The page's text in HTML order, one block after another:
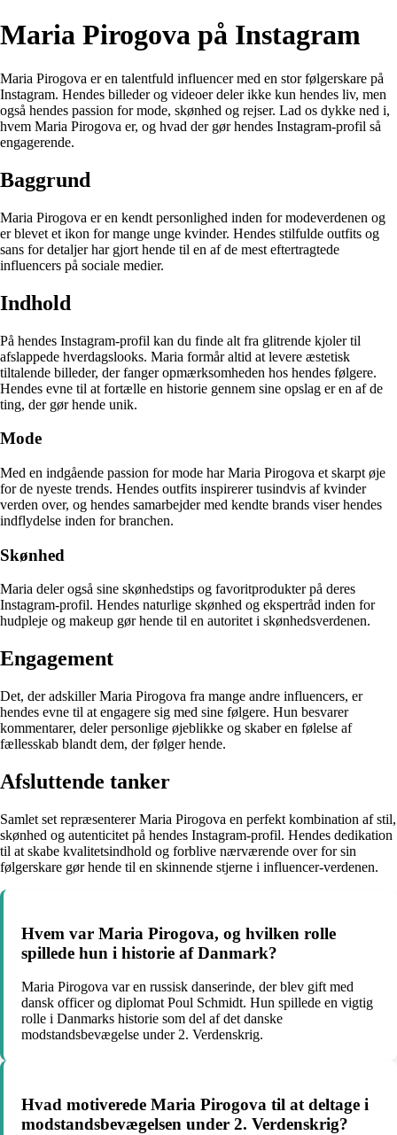
Maria Pirogova på Instagram
Maria Pirogova er en talentfuld influencer med en stor følgerskare på
Instagram. Hendes billeder og videoer deler ikke kun hendes liv, men
også hendes passion for mode, skønhed og rejser. Lad os dykke ned i,
hvem Maria Pirogova er, og hvad der gør hendes Instagram-profil så
engagerende.
Baggrund
Maria Pirogova er en kendt personlighed inden for modeverdenen og
er blevet et ikon for mange unge kvinder. Hendes stilfulde outfits og
sans for detaljer har gjort hende til en af de mest eftertragtede
influencers på sociale medier.
Indhold
På hendes Instagram-profil kan du finde alt fra glitrende kjoler til
afslappede hverdagslooks. Maria formår altid at levere æstetisk
tiltalende billeder, der fanger opmærksomheden hos hendes følgere.
Hendes evne til at fortælle en historie gennem sine opslag er en af de
ting, der gør hende unik.
Mode
Med en indgående passion for mode har Maria Pirogova et skarpt øje
for de nyeste trends. Hendes outfits inspirerer tusindvis af kvinder
verden over, og hendes samarbejder med kendte brands viser hendes
indflydelse inden for branchen.
Skønhed
Maria deler også sine skønhedstips og favoritprodukter på deres
Instagram-profil. Hendes naturlige skønhed og ekspertråd inden for
hudpleje og makeup gør hende til en autoritet i skønhedsverdenen.
Engagement
Det, der adskiller Maria Pirogova fra mange andre influencers, er
hendes evne til at engagere sig med sine følgere. Hun besvarer
kommentarer, deler personlige øjeblikke og skaber en følelse af
fællesskab blandt dem, der følger hende.
Afsluttende tanker
Samlet set repræsenterer Maria Pirogova en perfekt kombination af stil,
skønhed og autenticitet på hendes Instagram-profil. Hendes dedikation
til at skabe kvalitetsindhold og forblive nærværende over for sin
følgerskare gør hende til en skinnende stjerne i influencer-verdenen.
Hvem var Maria Pirogova, og hvilken rolle
spillede hun i historie af Danmark?
Maria Pirogova var en russisk danserinde, der blev gift med
dansk officer og diplomat Poul Schmidt. Hun spillede en vigtig
rolle i Danmarks historie som del af det danske
modstandsbevægelse under 2. Verdenskrig.
Hvad motiverede Maria Pirogova til at deltage i
modstandsbevægelsen under 2. Verdenskrig?